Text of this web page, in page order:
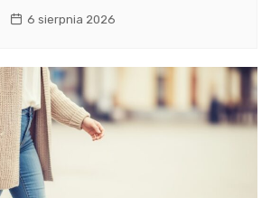
6 sierpnia 2026